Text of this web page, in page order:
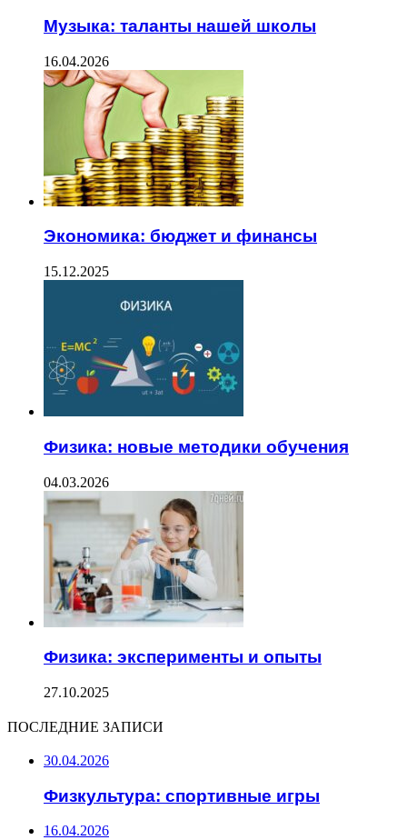
Музыка: таланты нашей школы
16.04.2026
Экономика: бюджет и финансы
15.12.2025
Физика: новые методики обучения
04.03.2026
Физика: эксперименты и опыты
27.10.2025
ПОСЛЕДНИЕ ЗАПИСИ
30.04.2026
Физкультура: спортивные игры
16.04.2026